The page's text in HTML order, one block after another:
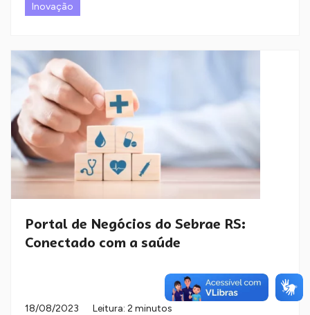
Inovação
Portal de Negócios do Sebrae RS:
Conectado com a saúde
18/08/2023 Leitura: 2 minutos